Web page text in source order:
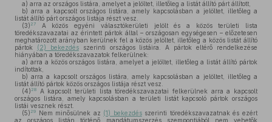
a) arra az országos listára, amelyet a jelöltet, illetőleg a listát állító párt állított,
b) arra a kapcsolt országos listára, amely kapcsolásban a jelöltet, illetőleg a
listát állító párt országos listája részt vesz.
(3) 27
A közös egyéni választókerületi jelölt és a közös területi lista
töredékszavazatai az érintett pártok által – országosan egységesen – előzetesen
meghatározott arányban kerülnek fel a közös jelöltet, illetőleg a közös listát állító
pártok (2) bekezdésszerinti országos listáira. A pártok eltérő rendelkezése
hiányában a töredékszavazatok felkerülnek:
a) arra a közös országos listára, amelyet a jelöltet, illetőleg a listát állító pártok
indítottak,
b) arra a kapcsolt országos listára, amely kapcsolásban a jelöltet, illetőleg a
listát állító pártok közös országos listája részt vesz.
(4) 28
A kapcsolt területi lista töredékszavazatai felkerülnek arra a kapcsolt
országos listára, amely kapcsolásban a területi listát kapcsoló pártok országos
listái vesznek részt.
(5) 29 Nem minősülnek az (1) bekezdésszerinti töredékszavazatnak és ezért
az országos listán történő mandátumszerzés szempontjából nem vehetők